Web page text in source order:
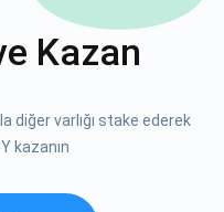
Kazan
diğer varlığı stake ederek
kazanın